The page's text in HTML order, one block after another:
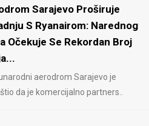
Sarajevo Proširuje
S Ryanairom: Narednog
Očekuje Se Rekordan Broj
aerodrom Sarajevo je
da je komercijalno partners..